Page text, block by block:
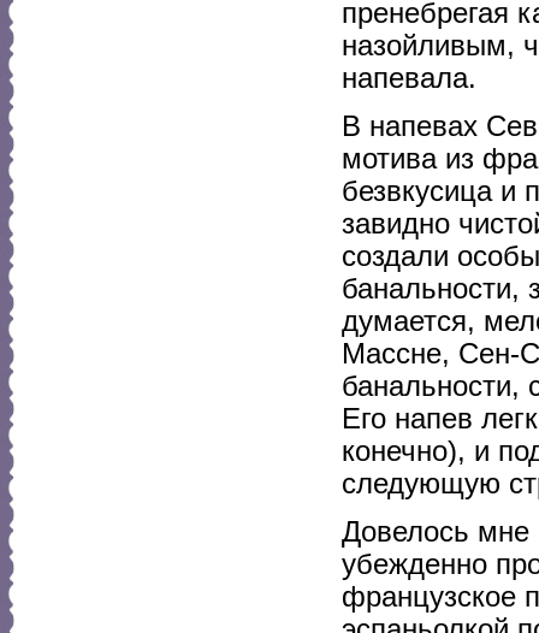
пренебрегая
назойливым,
напевала.
В напевах
мотива из
безвкусица и
завидно
создали
банальности,
думается,
Массне, Сен-
Его напев
конечно), и
следующую
Довелось
убежденно
французское